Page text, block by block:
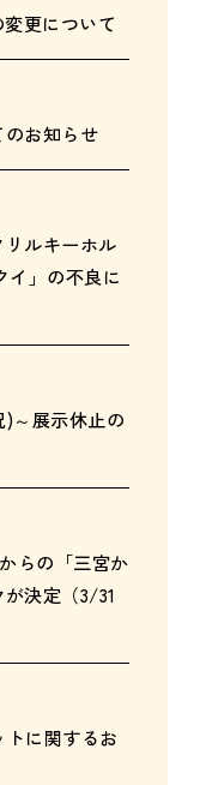
更について
お知らせ
リルキーホル
」の不良に
)～展示休止の
らの「三宮か
決定（3/31
トに関するお